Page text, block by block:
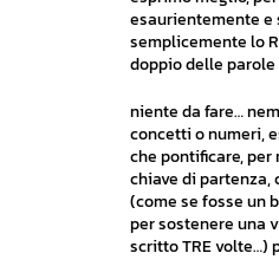
esaurientemente e
semplicemente lo
doppio delle parole
niente da fare…
concetti o numeri,
che pontificare,
chiave di partenza,
(come se fosse un
per sostenere una
scritto TRE volte…)